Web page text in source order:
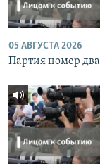
05 АВГУСТА 2026
Партия номер два